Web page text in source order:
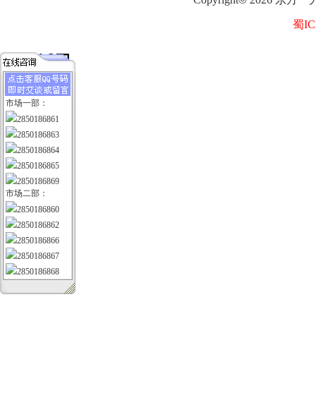
蜀
市场一部：
2850186861
2850186863
2850186864
2850186865
2850186869
市场二部：
2850186860
2850186862
2850186866
2850186867
2850186868